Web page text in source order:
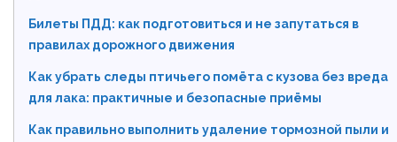
Билеты ПДД: как подготовиться и не запутаться в
правилах дорожного движения
Как убрать следы птичьего помёта с кузова без вреда
для лака: практичные и безопасные приёмы
Как правильно выполнить удаление тормозной пыли и